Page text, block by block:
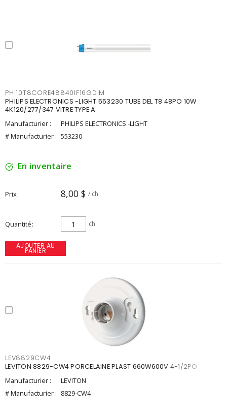
PHI10T8CORE48840IF16GDIM
PHILIPS ELECTRONICS -LIGHT 553230 TUBE DEL T8 48PO 10W
4K120/277/347 VITRE TYPE A
Manufacturier :
PHILIPS ELECTRONICS -LIGHT
# Manufacturier : 553230
En inventaire
Prix 8,00 $ / ch
Quantité ch
AJOUTER AU
PANIER
LEV8829CW4
LEVITON 8829-CW4 PORCELAINE PLAST 660W600V 4-1/2PO
Manufacturier :
LEVITON
# Manufacturier : 8829-CW4